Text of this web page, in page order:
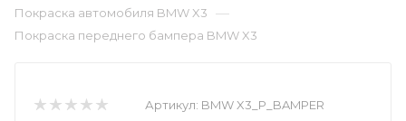
Покраска автомобиля BMW X3 —
Покраска переднего бампера BMW X3
Артикул: BMW X3_P_BAMPER